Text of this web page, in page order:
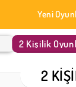
Yeni
2 Kişilik
2